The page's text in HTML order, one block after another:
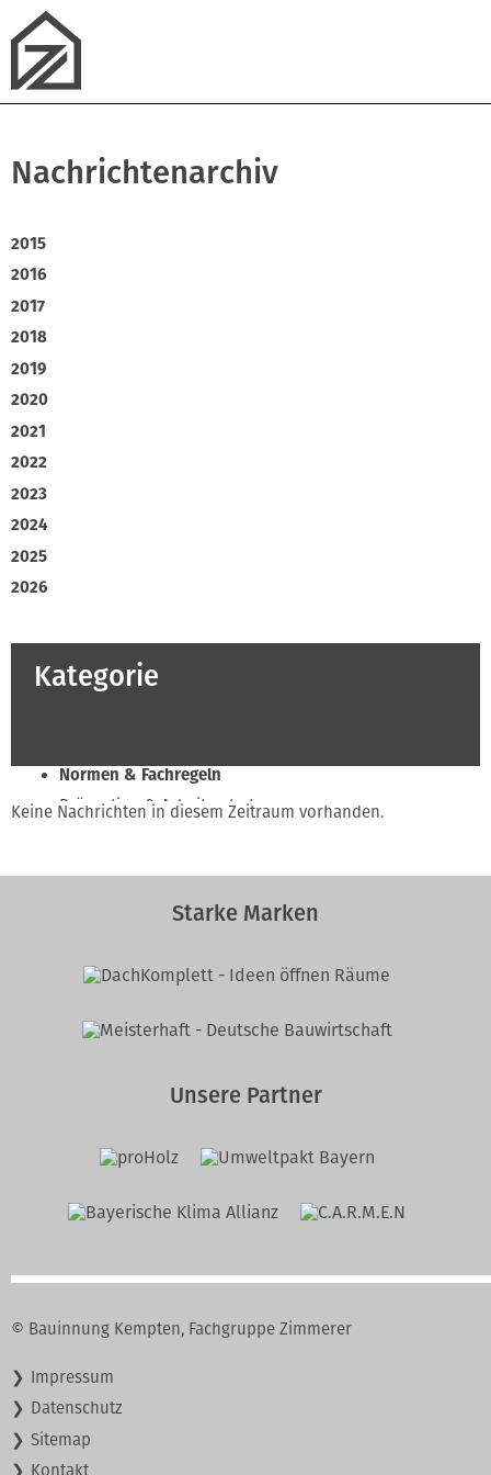
Nachrichtenarchiv
2015
2016
2017
2018
2019
2020
2021
2022
2023
2024
2025
2026
Kategorie
Normen & Fachregeln
Prävention & Arbeitsschutz
Verband & Innungen
Keine Nachrichten in diesem Zeitraum vorhanden.
Starke Marken
Unsere Partner
© Bauinnung Kempten, Fachgruppe Zimmerer
Navigation
überspringen
Impressum
Datenschutz
Sitemap
Kontakt